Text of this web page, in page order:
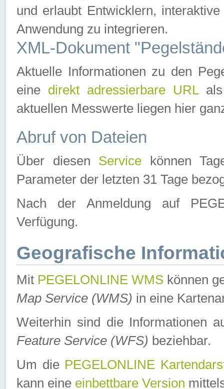
und erlaubt Entwicklern,
Anwendung zu integrieren.
XML-Dokument
Aktuelle Informationen zu den
eine direkt adressierbare URLals
aktuellen Messwerte liegen hier
Abruf von Dateien
Über diesen Service können
Parameter der letzten 31 Tage
Nach der Anmeldung auf
Verfügung.
Geografische
Mit PEGELONLINE WMS können
Map Service (WMS) in eine
Weiterhin sind die Informationen
Feature Service (WFS) beziehbar.
Um die PEGELONLINE
kann eine einbettbare Version